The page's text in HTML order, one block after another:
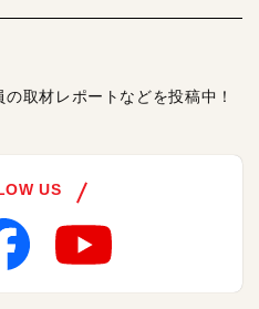
取材レポートなどを投稿中！
US